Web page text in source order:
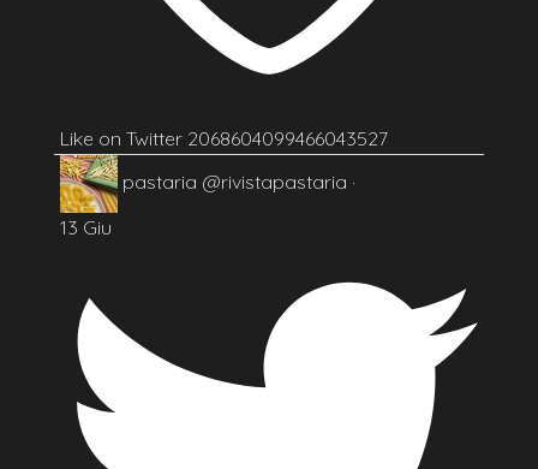
Like on Twitter 2068604099466043527
pastaria @rivistapastaria ·
13 Giu